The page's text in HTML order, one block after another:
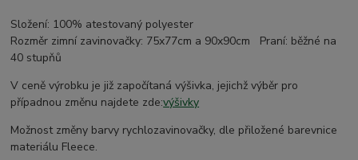
Složení: 100% atestovaný polyester
Rozměr zimní zavinovačky: 75x77cm a 90x90cm Praní: běžné na
40 stupňů
V ceně výrobku je již započítaná výšivka, jejichž výběr pro
případnou změnu najdete zde:výšivky
Možnost změny barvy rychlozavinovačky, dle přiložené barevnice
materiálu Fleece.